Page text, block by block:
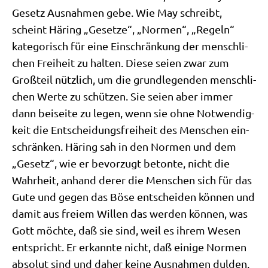
Gesetz Aus­nah­men gebe. Wie May schreibt,
scheint Här­ing „Geset­ze“, „Nor­men“, „Regeln“
kate­go­risch für eine Ein­schrän­kung der mensch­li­
chen Frei­heit zu hal­ten. Die­se sei­en zwar zum
Groß­teil nütz­lich, um die grund­le­gen­den mensch­li­
chen Wer­te zu schüt­zen. Sie sei­en aber immer
dann bei­sei­te zu legen, wenn sie ohne Not­wen­dig­
keit die Ent­schei­dungs­frei­heit des Men­schen ein­
schrän­ken. Här­ing sah in den Nor­men und dem
„Gesetz“, wie er bevor­zugt beton­te, nicht die
Wahr­heit, anhand derer die Men­schen sich für das
Gute und gegen das Böse ent­schei­den kön­nen und
damit aus frei­em Wil­len das wer­den kön­nen, was
Gott möch­te, daß sie sind, weil es ihrem Wesen
ent­spricht. Er erkann­te nicht, daß eini­ge Nor­men
abso­lut sind und daher kei­ne Aus­nah­men dul­den.